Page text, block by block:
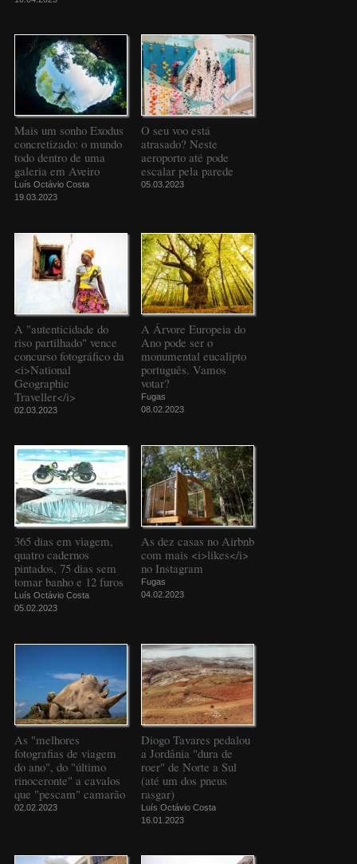
Mais um sonho Exodus
concretizado: o mundo
todo dentro de uma
galeria em Aveiro
Luís Octávio Costa
19.03.2023
O seu voo está
atrasado? Neste
aeroporto até pode
escalar pela parede
05.03.2023
A "autenticidade do
riso partilhado" vence
concurso fotográfico da
<i>National
Geographic
Traveller</i>
02.03.2023
A Árvore Europeia do
Ano pode ser o
monumental eucalipto
português. Vamos
votar?
Fugas
08.02.2023
365 dias em viagem,
quatro cadernos
pintados, 75 dias sem
tomar banho e 12 furos
Luís Octávio Costa
05.02.2023
As dez casas no Airbnb
com mais <i>likes</i>
no Instagram
Fugas
04.02.2023
As "melhores
fotografias de viagem
do ano", do "último
rinoceronte" a cavalos
que "pescam" camarão
02.02.2023
Diogo Tavares pedalou
a Jordânia "dura de
roer" de Norte a Sul
(até um dos pneus
rasgar)
Luís Octávio Costa
16.01.2023